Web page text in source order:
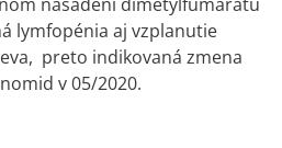
lymfopénia aj vzplanutie
preto indikovaná zmena
v 05/2020.